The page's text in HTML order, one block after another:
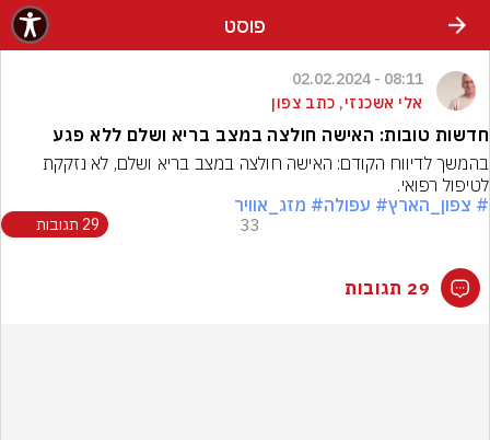
פוסט
08:11 - 02.02.2024
אלי אשכנזי, כתב צפון
חדשות טובות: האישה חולצה במצב בריא ושלם ללא פגע
לטיפול רפואי.
# צפון_הארץ# עפולה# מזג_אוויר
33 29 תגובות
29 תגובות